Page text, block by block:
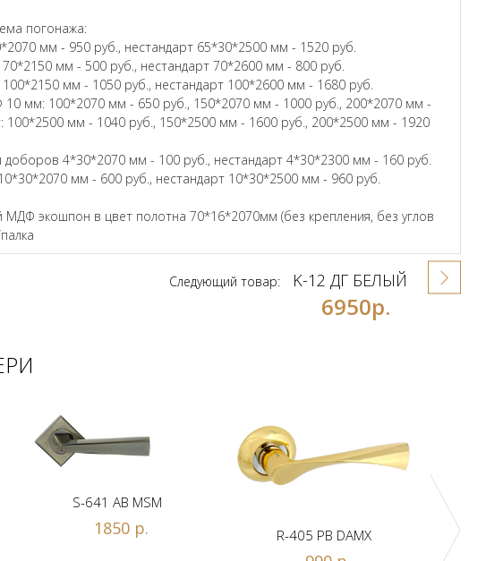
погонажа:
мм - 950 руб., нестандарт 65*30*2500 мм - 1520 руб.
мм - 500 руб., нестандарт 70*2600 мм - 800 руб.
мм - 1050 руб., нестандарт 100*2600 мм - 1680 руб.
мм: 100*2070 мм - 650 руб., 150*2070 мм - 1000 руб., 200*2070 мм -
100*2500 мм - 1040 руб., 150*2500 мм - 1600 руб., 200*2500 мм - 1920
доборов 4*30*2070 мм - 100 руб., нестандарт 4*30*2300 мм - 160 руб.
мм - 600 руб., нестандарт 10*30*2500 мм - 960 руб.
экошпон в цвет полотна 70*16*2070мм (без крепления, без углов
Следующий товар: K-12 ДГ БЕЛЫЙ
6950р.
S-641 AB MSM
1850 р. R-405 PB DAMX